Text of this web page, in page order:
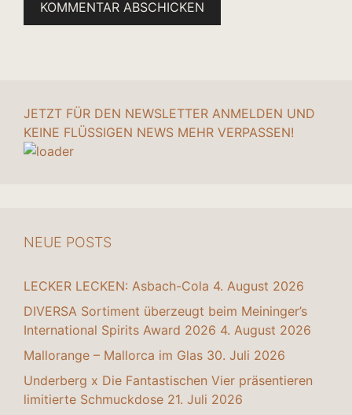
JETZT FÜR DEN NEWSLETTER ANMELDEN UND
KEINE FLÜSSIGEN NEWS MEHR VERPASSEN!
NEUE POSTS
LECKER LECKEN: Asbach-Cola 4. August 2026
DIVERSA Sortiment überzeugt beim Meininger’s
International Spirits Award 2026 4. August 2026
Mallorange – Mallorca im Glas 30. Juli 2026
Underberg x Die Fantastischen Vier präsentieren
limitierte Schmuckdose 21. Juli 2026